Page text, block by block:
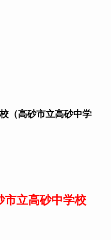
（高砂市立高砂中学
市立高砂中学校